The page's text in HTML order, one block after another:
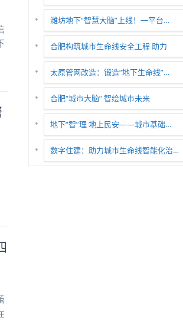
潍坊地下“智慧大脑”上线！一平台…
合肥构筑城市生命线安全工程 助力
智…
太原管网改造：锻造“地下生命线”…
合肥“城市大脑” 智绘城市未来
地下“智”理 地上民安——城市基础…
数字住建：助力城市生命线智能化治…